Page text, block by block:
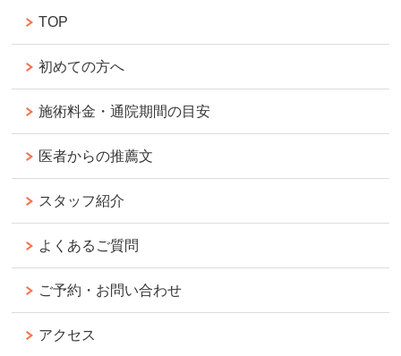
TOP
初めての方へ
施術料金・通院期間の目安
医者からの推薦文
スタッフ紹介
よくあるご質問
ご予約・お問い合わせ
アクセス